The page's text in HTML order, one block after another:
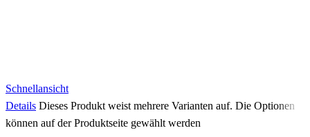
Schnellansicht
Details Dieses Produkt weist mehrere Varianten auf. Die Optionen
können auf der Produktseite gewählt werden